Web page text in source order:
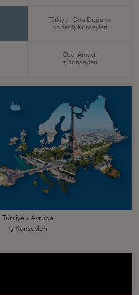
Türkiye - Orta Doğu ve
Körfez İş Konseyleri
Özel Amaçlı
İş Konseyleri
Türkiye - Avrupa
İş Konseyleri